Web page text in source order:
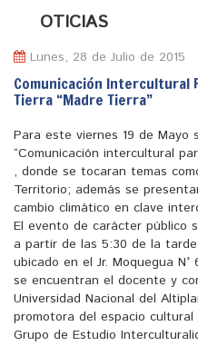
OTICIAS
Lunes, 28 de Julio de 2015
Comunicación Intercultural
Tierra “Madre Tierra”
Para este viernes 19 de
“Comunicación intercultural
, donde se tocaran temas
Territorio; además se
cambio climático en clave
El evento de carácter público
a partir de las 5:30 de la
ubicado en el Jr. Moquegua
se encuentran el docente y
Universidad Nacional del
promotora del espacio
Grupo de Estudio